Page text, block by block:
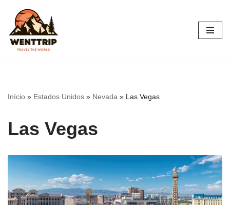
Pular
para
Início » Estados Unidos » Nevada » Las Vegas
Las Vegas